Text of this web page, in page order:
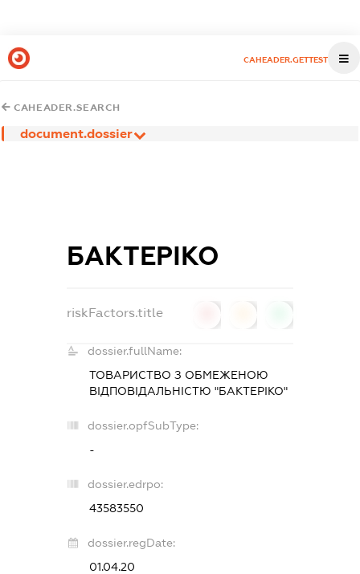
CAHEADER.GETTEST
CAHEADER.SEARCH
document.dossier
БАКТЕРІКО
riskFactors.title
dossier.fullName:
ТОВАРИСТВО З ОБМЕЖЕНОЮ
ВІДПОВІДАЛЬНІСТЮ "БАКТЕРІКО"
dossier.opfSubType:
-
dossier.edrpo:
43583550
dossier.regDate:
01.04.20